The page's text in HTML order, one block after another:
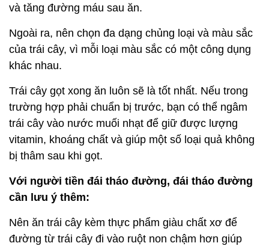
và tăng đường máu sau ăn.
Ngoài ra, nên chọn đa dạng chủng loại và màu sắc
của trái cây, vì mỗi loại màu sắc có một công dụng
khác nhau.
Trái cây gọt xong ăn luôn sẽ là tốt nhất. Nếu trong
trường hợp phải chuẩn bị trước, bạn có thể ngâm
trái cây vào nước muối nhạt để giữ được lượng
vitamin, khoáng chất và giúp một số loại quả không
bị thâm sau khi gọt.
Với người tiền đái tháo đường, đái tháo đường
cần lưu ý thêm:
Nên ăn trái cây kèm thực phẩm giàu chất xơ để
đường từ trái cây đi vào ruột non chậm hơn giúp